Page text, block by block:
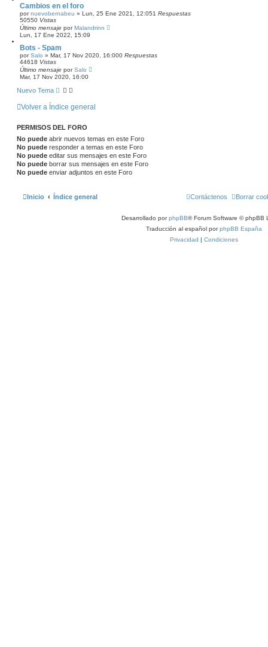
Cambios en el foro
pornuevobernabeu » Lun, 25 Ene 2021, 12:051 Respuestas
50550 Vistas
Último mensaje porMalandrinn
Lun, 17 Ene 2022, 15:09
Bots - Spam
porSalo » Mar, 17 Nov 2020, 16:000 Respuestas
44618 Vistas
Último mensaje porSalo
Mar, 17 Nov 2020, 16:00
Nuevo Tema
Volver a Índice general
PERMISOS DEL FORO
No puede abrir nuevos temas en este Foro
No puede responder a temas en este Foro
No puede editar sus mensajes en este Foro
No puede borrar sus mensajes en este Foro
No puede enviar adjuntos en este Foro
Inicio Índice general Borrar
Contáctenos
Desarrollado porphpBB® Forum Software © phpBB
Traducción al español porphpBB España
Privacidad | Condiciones